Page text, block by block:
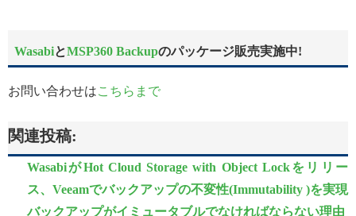
WasabiとMSP360 Backupのパッケージ販売実施中!
お問い合わせはこちらまで
関連投稿:
WasabiがHot Cloud Storage with Object Lockをリリー
ス、Veeamでバックアップの不変性(Immutability )を実現
バックアップがイミュータブルでなければならない理由